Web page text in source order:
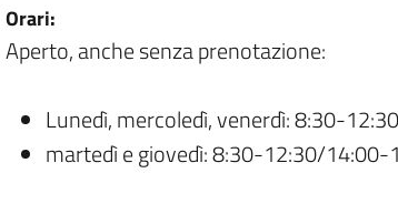
Orari:
Aperto, anche senza prenotazione:
Lunedì, mercoledì, venerdì: 8:30-12:30
martedì e giovedì: 8:30-12:30/14:00-